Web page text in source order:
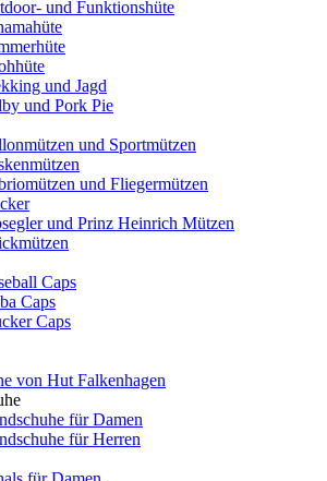
und Funktionshüte
und Jagd
und Pork Pie
und Sportmützen
und Fliegermützen
und Prinz Heinrich Mützen
Caps
Caps
Caps
von Hut Falkenhagen
für Damen
für Herren